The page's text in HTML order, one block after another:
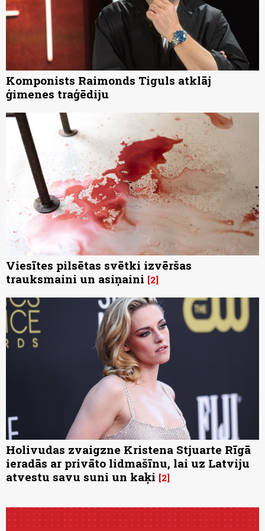
Komponists Raimonds Tiguls atklāj
ģimenes traģēdiju
Viesītes pilsētas svētki izvēršas
trauksmaini un asiņaini 2
Holivudas zvaigzne Kristena Stjuarte Rīgā
ieradās ar privāto lidmašīnu, lai uz Latviju
atvestu savu suni un kaķi 2